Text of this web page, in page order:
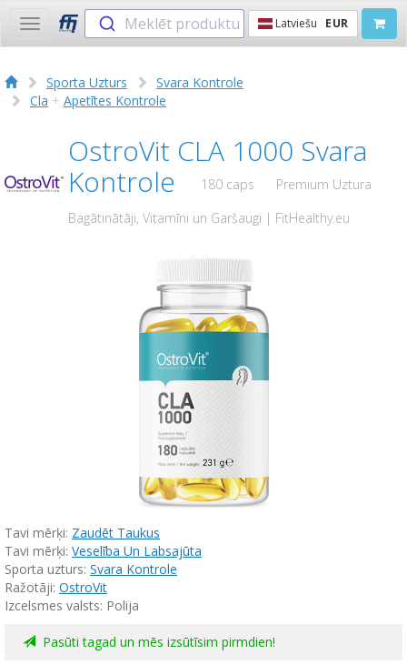
Toggle
navigation
Meklēt produktu Latviešu EUR
Sporta Uzturs
Svara Kontrole
Cla + Apetītes Kontrole
OstroVit CLA 1000 Svara
Kontrole
180 caps
Premium Uztura
Bagātinātāji, Vitamīni un Garšaugi | FitHealthy.eu
Tavi mērķi: Zaudēt Taukus
Tavi mērķi: Veselība Un Labsajūta
Sporta uzturs: Svara Kontrole
Ražotāji: OstroVit
Izcelsmes valsts: Polija
Pasūti tagad un mēs izsūtīsim pirmdien!